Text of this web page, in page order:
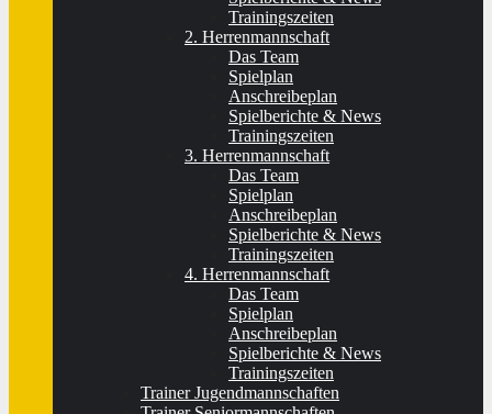
Trainingszeiten
2. Herrenmannschaft
Das Team
Spielplan
Anschreibeplan
Spielberichte & News
Trainingszeiten
3. Herrenmannschaft
Das Team
Spielplan
Anschreibeplan
Spielberichte & News
Trainingszeiten
4. Herrenmannschaft
Das Team
Spielplan
Anschreibeplan
Spielberichte & News
Trainingszeiten
Trainer Jugendmannschaften